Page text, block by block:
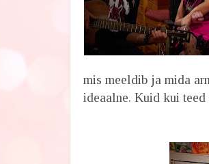
mis meeldib ja mida
ideaalne. Kuid kui